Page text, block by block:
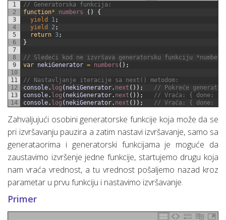
1
2
3
4
5
6
7
8
9
10
11
12
13
14
// Generatorska funkcija:
function* numbers ( )
{
yield
1;
yield
2;
return 3;
}
// Sledeći kod ne izvršava generatorsku funkciju
var nekiGenerator = numbers ( ) ;
// Nastavljanje iteracije sa next() metodom:
console. log ( nekiGenerator. next ( ) ) ;
// Pokreće
console. log ( nekiGenerator. next ( ) ) ;
// Vraća: { done:
console. log ( nekiGenerator. next ( ) ) ; // Vraća: { done:
Zahvaljujući osobini generatorske funkcije koja može da se
pri izvršavanju pauzira a zatim nastavi izvršavanje, samo sa
generataorima i generatorski funkcijama je moguće da
zaustavimo izvršenje jedne funkcije, startujemo drugu koja
nam vraća vrednost, a tu vrednost pošaljemo nazad kroz
parametar u prvu funkciju i nastavimo izvršavanje.
Primer